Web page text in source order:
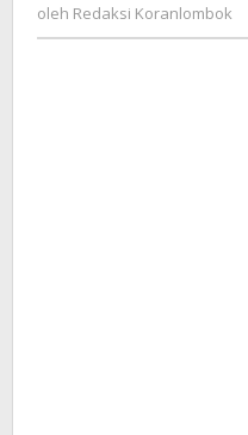
Redaksi
oleh Redaksi Koranlombok